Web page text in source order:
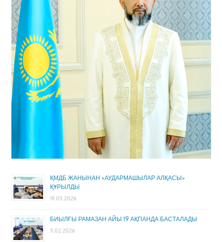
ҚМДБ ЖАНЫНАН «АУДАРМАШЫЛАР АЛҚАСЫ»
ҚҰРЫЛДЫ
19.05.2026
БИЫЛҒЫ РАМАЗАН АЙЫ 19 АҚПАНДА БАСТАЛАДЫ
11.02.2026